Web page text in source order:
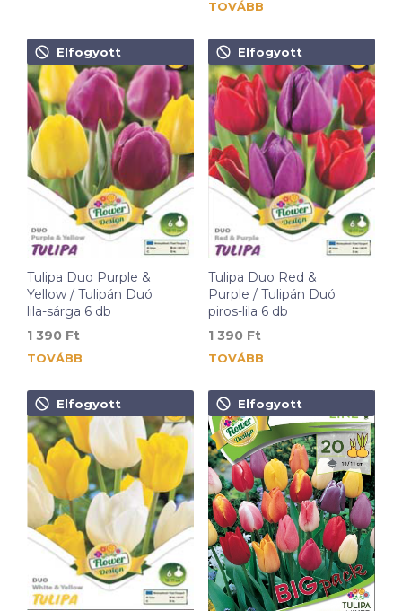
TOVÁBB
Tulipa Duo Purple &
Yellow / Tulipán Duó
lila-sárga 6 db
1 390 Ft
Elfogyott
TOVÁBB
Tulipa Duo Red &
Purple / Tulipán Duó
piros-lila 6 db
1 390 Ft
Elfogyott
TOVÁBB
Elfogyott Elfogyott